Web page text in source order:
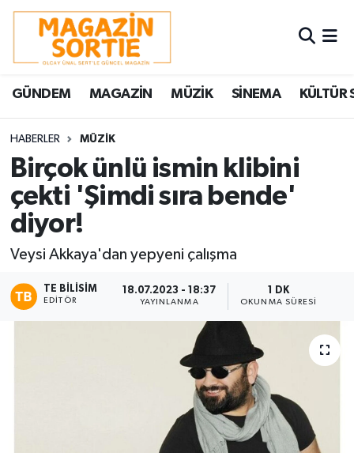
GÜNDEM MAGAZİN MÜZİK SİNEMA KÜLTÜR
HABERLER MÜZİK
Birçok ünlü ismin klibini
çekti 'Şimdi sıra bende'
diyor!
Veysi Akkaya'dan yepyeni çalışma
TE BILISIM
EDITÖR
18.07.2023 - 18:37
YAYINLANMA
1 DK
OKUNMA SÜRESI
Nöbetçi Eczaneler
Hava Durumu
Trafik Durumu
Süper Lig Puan Durumu ve Fikstür
Tüm Manşetler
Son Dakika Haberleri
Haber Arşivi